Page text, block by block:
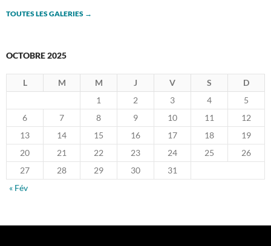
TOUTES LES GALERIES →
OCTOBRE 2025
L M M J V S
D
1
2 3 4
5
6
7 8 9 10 11
12
13
14 15 16 17 18
19
20
21 22 23 24 25
26
27
28 29 30
31
« Fév